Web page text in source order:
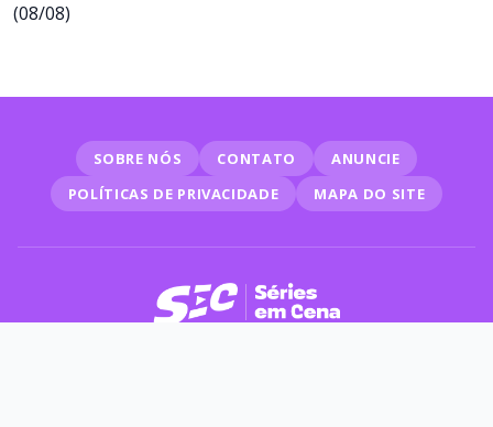
SOBRE NÓS CONTATO
ANUNCIE
POLÍTICAS DE PRIVACIDADE
MAPA DO SITE